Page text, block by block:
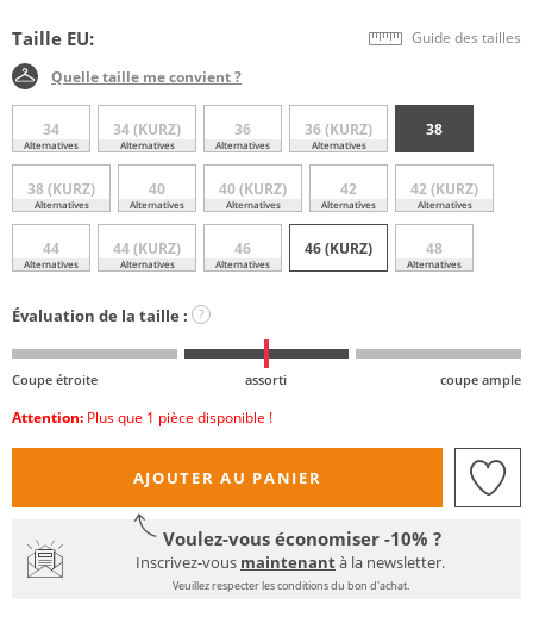
Taille EU: Guide des tailles
Quelle taille me convient ?
34
Alternatives
34 (KURZ)
Alternatives
36
Alternatives
36 (KURZ)
Alternatives
38
38 (KURZ)
Alternatives
40
Alternatives
40 (KURZ)
Alternatives
42
Alternatives
42 (KURZ)
Alternatives
44
Alternatives
44 (KURZ)
Alternatives
46
Alternatives
46 (KURZ) 48
Alternatives
Évaluation de la taille : ?
Coupe étroite assorti coupe ample
Attention: Plus que 1 pièce disponible !
AJOUTER AU PANIER
Voulez-vous économiser -10% ?
Inscrivez-vous maintenantà la newsletter.
Veuillez respecter les conditions du bon d'achat.